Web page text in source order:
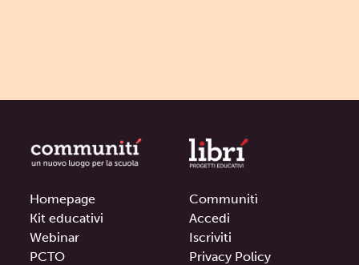
Homepage
Kit educativi
Webinar
PCTO
Communitì
Accedi
Iscriviti
Privacy Policy